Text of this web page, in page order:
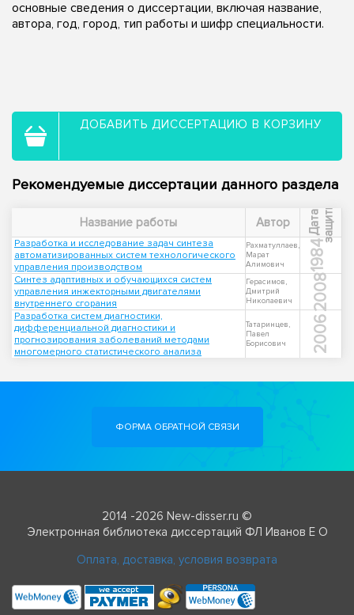
основные сведения о диссертации, включая название,
автора, год, город, тип работы и шифр специальности.
ДОБАВИТЬ ДИССЕРТАЦИЮ В КОРЗИНУ
Рекомендуемые диссертации данного раздела
Название работы Автор Д
а
т
а
з
а
щ
и
т ы
Разработка и исследование задач синтеза
автоматизированных систем технологического
управления производством
Рахматуллаев,
Марат
Алимович
1984
Синтез адаптивных и обучающихся систем
управления инжекторными двигателями
внутреннего сгорания
Герасимов,
Дмитрий
Николаевич
2008
Разработка систем диагностики,
дифференциальной диагностики и
прогнозирования заболеваний методами
многомерного статистического анализа
Татаринцев,
Павел
Борисович
2006
ФОРМА ОБРАТНОЙ СВЯЗИ
2014 -2026 New-disser.ru ©
Электронная библиотека диссертаций ФЛ Иванов Е О
Оплата, доставка, условия возврата